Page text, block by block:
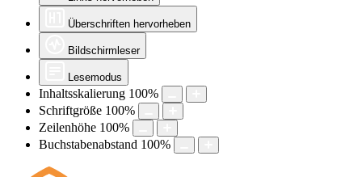
Überschriften hervorheben
Bildschirmleser
Lesemodus
Inhaltsskalierung 100%
Schriftgröße 100%
Zeilenhöhe 100%
Buchstabenabstand 100%